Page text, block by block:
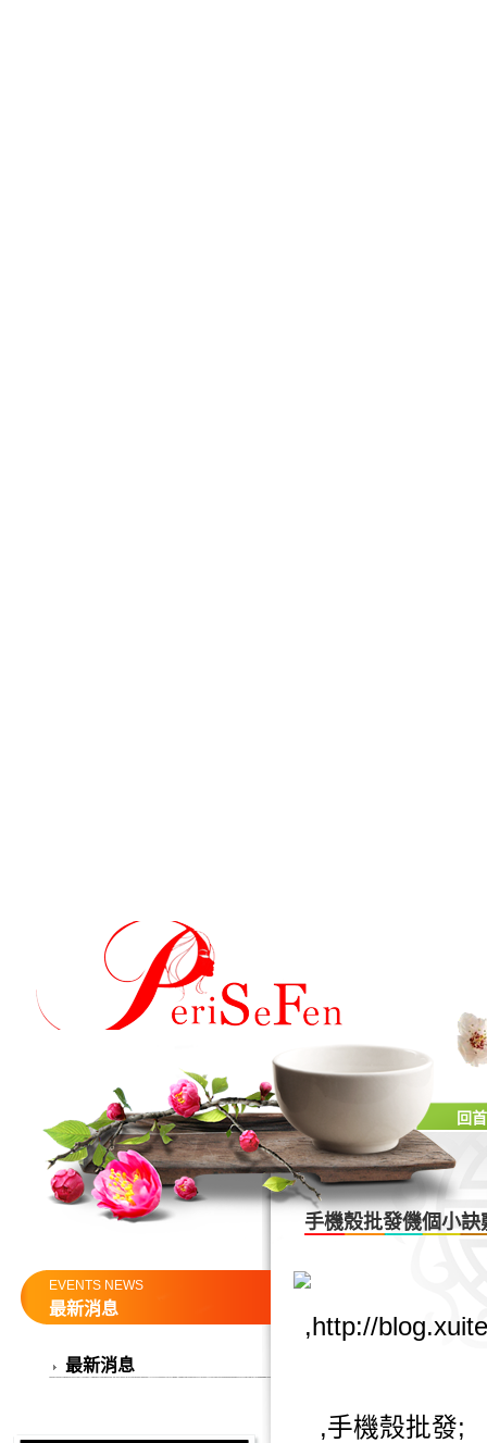
回
EVENTS NEWS
最新消息
最新消息
手機殼批發僟個小
,http://
,手機殼批發